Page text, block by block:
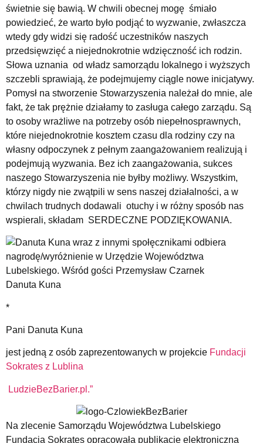
świetnie się bawią. W chwili obecnej mogę śmiało
powiedzieć, że warto było podjąć to wyzwanie, zwłaszcza
wtedy gdy widzi się radość uczestników naszych
przedsięwzięć a niejednokrotnie wdzięczność ich rodzin.
Słowa uznania od władz samorządu lokalnego i wyższych
szczebli sprawiają, że podejmujemy ciągle nowe inicjatywy.
Pomysł na stworzenie Stowarzyszenia należał do mnie, ale
fakt, że tak prężnie działamy to zasługa całego zarządu. Są
to osoby wrażliwe na potrzeby osób niepełnosprawnych,
które niejednokrotnie kosztem czasu dla rodziny czy na
własny odpoczynek z pełnym zaangażowaniem realizują i
podejmują wyzwania. Bez ich zaangażowania, sukces
naszego Stowarzyszenia nie byłby możliwy. Wszystkim,
którzy nigdy nie zwątpili w sens naszej działalności, a w
chwilach trudnych dodawali otuchy i w różny sposób nas
wspierali, składam SERDECZNE PODZIĘKOWANIA.
Danuta Kuna
*
Pani Danuta Kuna
jest jedną z osób zaprezentowanych w projekcie Fundacji
Sokrates z Lublina
LudzieBezBarier.pl.”
Na zlecenie Samorządu Województwa Lubelskiego
Fundacja Sokrates opracowała publikację elektroniczną